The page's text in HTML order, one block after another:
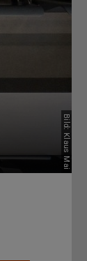
Bild: Klaus Mai